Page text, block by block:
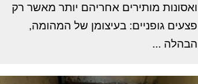
ואסונות מותירים אחריהם יותר מאשר רק
פצעים גופניים: בעיצומן של המהומה,
הבהלה ...